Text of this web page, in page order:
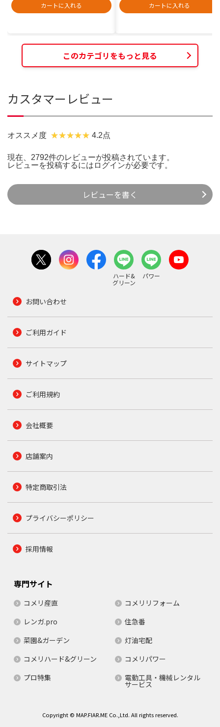
カートに入れる
カートに入れる
このカテゴリをもっと見る
カスタマーレビュー
オススメ度 4.2点
現在、2792件のレビューが投稿されています。
レビューを投稿するには ログインが必要です。
レビューを書く
ハード&
グリーン
パワー
お問い合わせ
ご利用ガイド
サイトマップ
ご利用規約
会社概要
店舗案内
特定商取引法
プライバシーポリシー
採用情報
専門サイト
コメリ産直
コメリリフォーム
レンガ.pro
住急番
菜園&ガーデン
灯油宅配
コメリハード&グリーン
コメリパワー
プロ特集
電動工具・機械レンタル
サービス
Copyright © MAP.FIAR.ME Co.,Ltd. All rights reserved.